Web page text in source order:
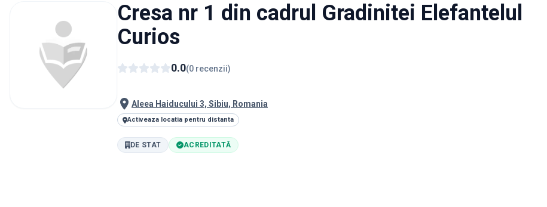
Cresa nr 1 din cadrul Gradinitei Elefantelul
Curios
0.0(0 recenzii)
Aleea Haiducului 3, Sibiu, Romania
Activeaza locatia pentru distanta
DE STAT ACREDITATĂ